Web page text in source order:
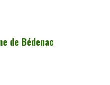
de Bédenac